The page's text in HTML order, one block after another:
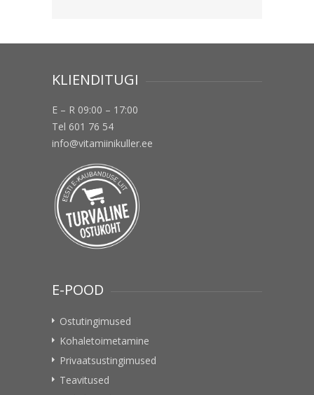
KLIENDITUGI
E – R 09:00 – 17:00
Tel 601 76 54
info@vitamiinikuller.ee
E-POOD
Ostutingimused
Kohaletoimetamine
Privaatsustingimused
Teavitused